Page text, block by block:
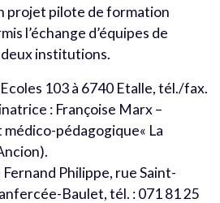
projet pilote de formation
l’échange d’équipes de
institutions.
103 à 6740 Etalle, tél./fax.
: Françoise Marx –
pédagogique« La
Philippe, rue Saint-
Baulet, tél. : 071 81 25